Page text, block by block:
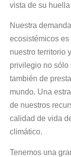
vista de su
Nuestra
ecosistémicos
nuestro territorio
privilegio no sólo
también de
mundo. Una
de nuestros
calidad de vida
climático.
Tenemos una